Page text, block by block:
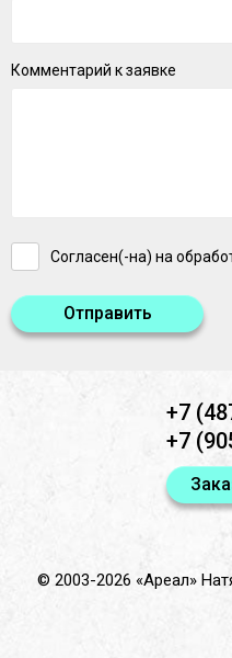
Комментарий к заявке
Согласен(-на) на
Отправить
© 2003-2026 «Ареал»
+7
+7